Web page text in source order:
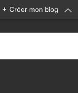
+ Créer mon blog